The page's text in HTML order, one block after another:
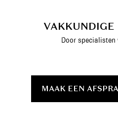
VAKKUNDIGE
Door specialisten
MAAK EEN